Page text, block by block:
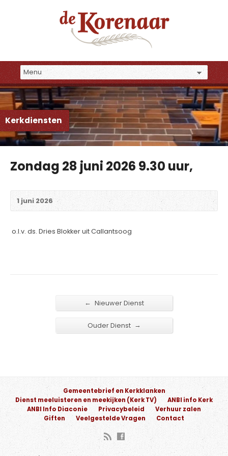
Kerkdiensten
Zondag 28 juni 2026 9.30 uur,
1 juni 2026
o.l.v. ds. Dries Blokker uit Callantsoog
← Nieuwer Dienst
Ouder Dienst →
Gemeentebrief en Kerkklanken
Dienst meeluisteren en meekijken (Kerk TV)
ANBI info Kerk
ANBI Info Diaconie
Privacybeleid
Verhuur zalen
Giften
Veelgestelde Vragen Contact